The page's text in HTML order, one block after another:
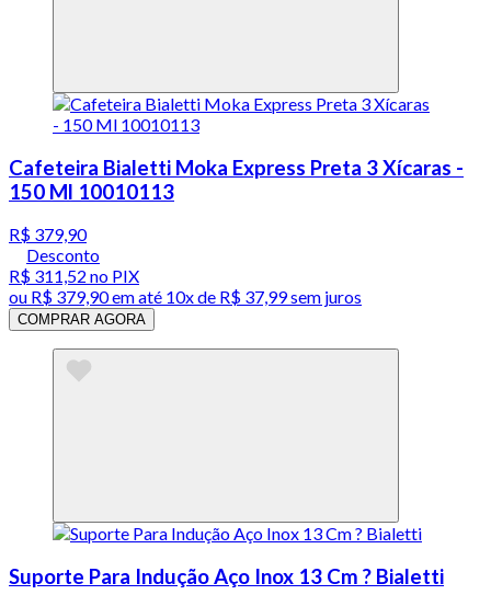
Cafeteira Bialetti Moka Express Preta 3 Xícaras -
150 Ml 10010113
R$ 379,90
Desconto
R$ 311,52 no PIX
ou R$ 379,90em até 10x de R$ 37,99 sem juros
COMPRAR AGORA
Suporte Para Indução Aço Inox 13 Cm ? Bialetti